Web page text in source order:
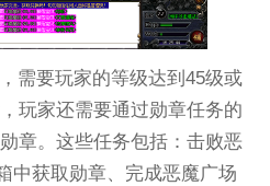
需要玩家的等级达到45级或
玩家还需要通过勋章任务的
章。这些任务包括：击败恶
中获取勋章、完成恶魔广场